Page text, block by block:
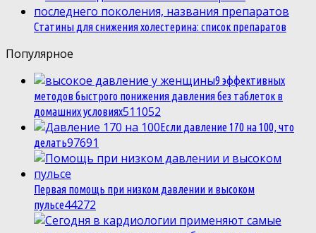
Статины для снижения холестерина: список препаратов
Популярное
9 эффективных
методов быстрого понижения давления без таблеток в
домашних условиях511052
Если давление 170 на 100, что
делать97691
Первая помощь при низком давлении и высоком
пульсе44272